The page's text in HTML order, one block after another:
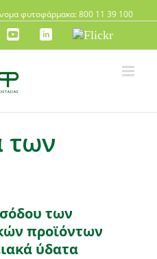
φυτοφάρμακα: 800 11 39 100
YouTubeLinkedInFlickr
των
των
προϊόντων
ύδατα